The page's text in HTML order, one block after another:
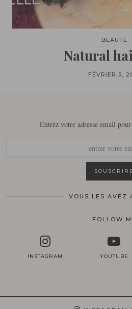
BEAUTÉ
Natural
FÉVRIER 5,
Entrez votre adresse email
VOUS LES AVEZ
FOLLOW
INSTAGRAM YOUTUBE